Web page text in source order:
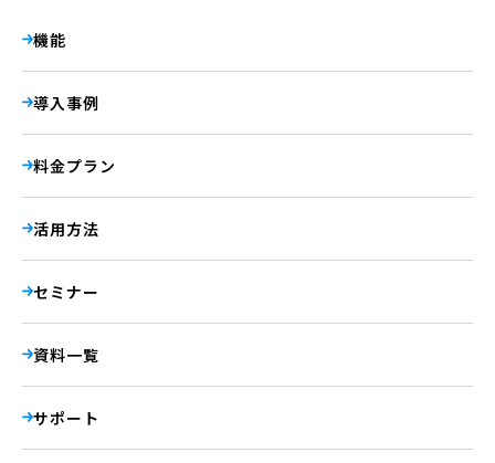
機能
導入事例
料金プラン
活用方法
セミナー
資料一覧
サポート